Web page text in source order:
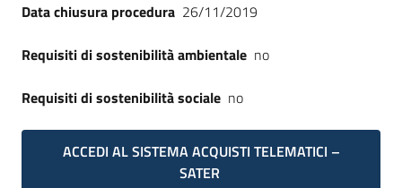
Data chiusura procedura 26/11/2019
Requisiti di sostenibilità ambientale no
Requisiti di sostenibilità sociale no
ACCEDI AL SISTEMA ACQUISTI TELEMATICI –
SATER